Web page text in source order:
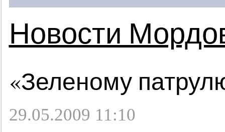
Новости
«Зеленому
29.05.2009 11:10